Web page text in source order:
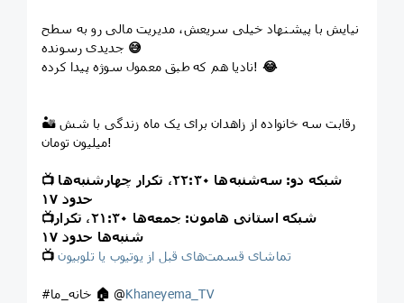
نیایش با پیشنهاد خیلی سریعش، مدیریت مالی رو به سطح
😅
نادیا هم که طبق معمول سوژه پیدا کرده! 😂
🏜 رقابت سه خانواده از زاهدان برای یک ماه زندگی با شش
میلیون تومان!
📺
حدود ۱۷
📺شبکه استانی هامون: جمعه‌ها ۲۱:۳۰، تکرار
شنبه‌ها حدود ۱۷
📺 تماشای قسمت‌های قبل از یوتیوب یا تلوبیون
🏠 @Khaneyema_TV